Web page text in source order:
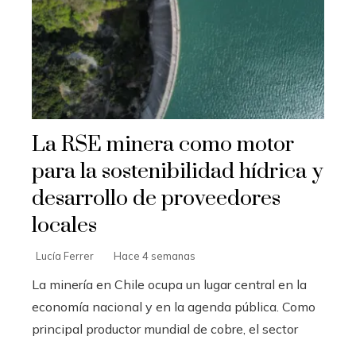
La RSE minera como motor
para la sostenibilidad hídrica y
desarrollo de proveedores
locales
Lucía Ferrer Hace 4 semanas
La minería en Chile ocupa un lugar central en la
economía nacional y en la agenda pública. Como
principal productor mundial de cobre, el sector